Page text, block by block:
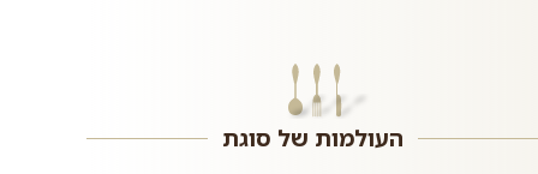
העולמות של סוגת